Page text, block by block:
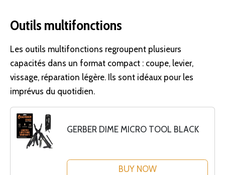
Outils multifonctions
Les outils multifonctions regroupent plusieurs
capacités dans un format compact : coupe, levier,
vissage, réparation légère. Ils sont idéaux pour les
imprévus du quotidien.
GERBER DIME MICRO TOOL BLACK
BUY NOW